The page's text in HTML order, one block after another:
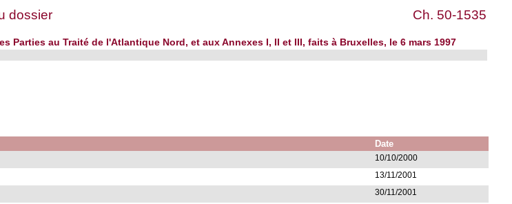
dossier Ch. 50-1535
au Traité de l'Atlantique Nord, et aux Annexes I, II et III, faits à Bruxelles, le 6 mars 1997
Date
10/10/2000
13/11/2001
30/11/2001